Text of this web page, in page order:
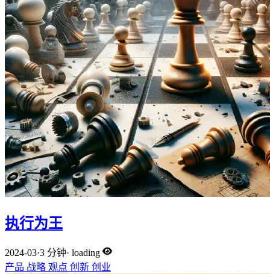
执行为王
2024-03·3 分钟· loading
产品 战略 观点 创新 创业